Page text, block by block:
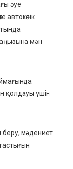
әуе
автокөлік
мән
қолдауы үшін
беру, мәдениет